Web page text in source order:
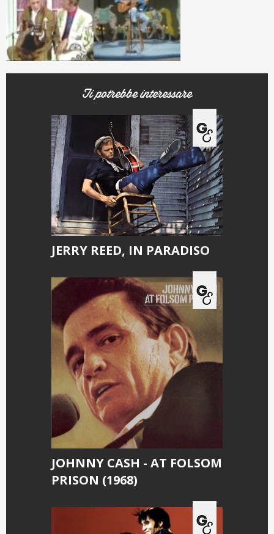
Ti potrebbe interessare
JERRY REED, IN PARADISO
JOHNNY CASH - AT FOLSOM
PRISON (1968)